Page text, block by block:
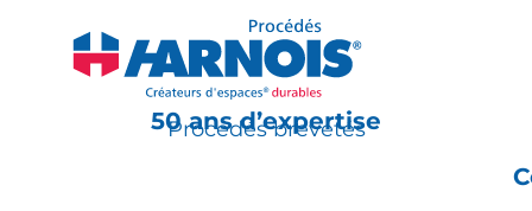
50 ans d’expertise
Procédés brevetés